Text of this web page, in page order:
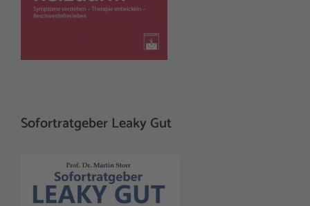
Sofortratgeber Leaky Gut